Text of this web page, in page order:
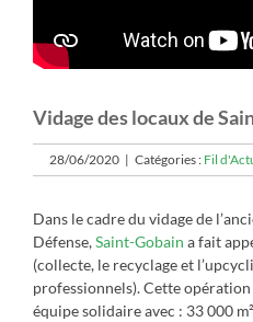
Vidage des locaux de
28/06/2020 | Catégories : Fil
Dans le cadre du vidage de
Défense,Saint-Gobain a fait
(collecte, le recyclage et
professionnels). Cette opération
équipe solidaire avec : 33 000